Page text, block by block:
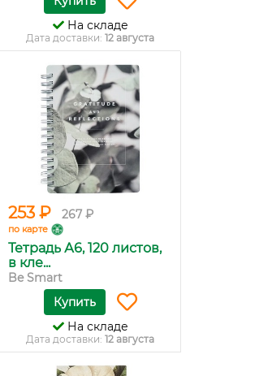
На складе
Дата доставки: 12 августа
253 ₽ 267 ₽
по карте
Тетрадь А6, 120 листов,
в кле...
Be Smart
Купить
На складе
Дата доставки: 12 августа